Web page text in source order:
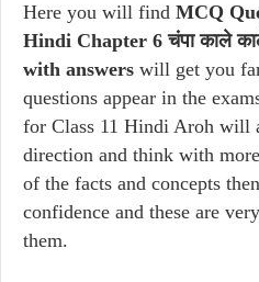
Here you will find MCQ
Hindi Chapter 6 चंपा काले
with answers will get you
questions appear in the
for Class 11 Hindi Aroh will
direction and think with
of the facts and concepts
confidence and these are
them.